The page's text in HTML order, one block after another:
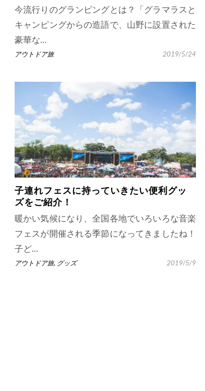
今流行りのグランピングとは？「グラマラスと
キャンピングからの造語で、山野に設置された
豪華な…
アウトドア旅 2019/5/24
子連れフェスに持っていきたい便利グッ
ズをご紹介！
暖かい気候になり、全国各地でいろいろな音楽
フェスが開催される季節になってきましたね！
子ど…
アウトドア旅, グッズ 2019/5/9